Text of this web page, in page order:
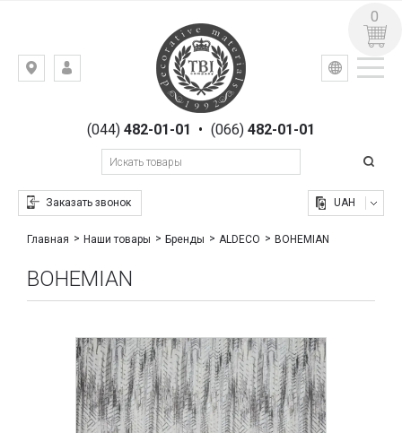
Киев,
Гоголевская,(044)482-01-01 • (066) 482-01-01
Заказать звонок
УКР РУС
UAH
0
Главная Наши товары Бренды ALDECO BOHEMIAN
BOHEMIAN